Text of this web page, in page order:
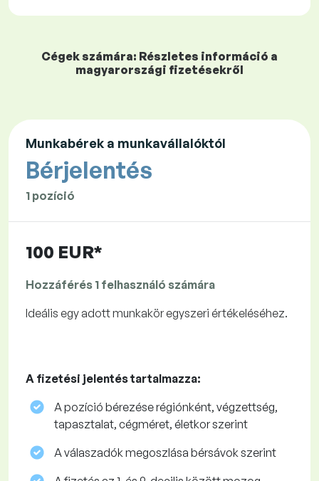
Cégek számára: Részletes információ a
magyarországi fizetésekről
Munkabérek a munkavállalóktól
Bérjelentés
1 pozíció
100 EUR*
Hozzáférés 1 felhasználó számára
Ideális egy adott munkakör egyszeri értékeléséhez.
A fizetési jelentés tartalmazza:
A pozíció bérezése régiónként, végzettség,
tapasztalat, cégméret, életkor szerint
A válaszadók megoszlása ​​bérsávok szerint